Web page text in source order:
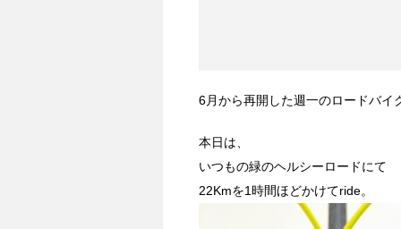
6月から再開した週一のロードバイ
本日は、
いつもの緑のヘルシーロードにて
22Kmを1時間ほどかけてride。